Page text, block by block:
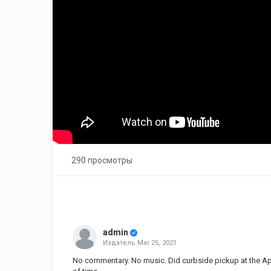
290 просмотры
admin
Издатель Mar 25, 2021
No commentary. No music. Did curbside pickup at the